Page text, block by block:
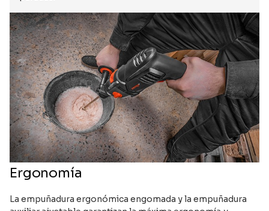
Ergonomía
La empuñadura ergonómica engomada y la empuñadura